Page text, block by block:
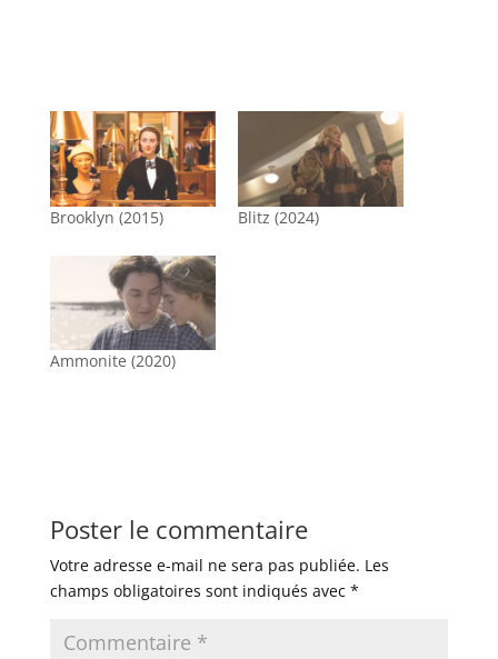
Brooklyn (2015) Blitz (2024)
Ammonite (2020)
Poster le commentaire
Votre adresse e-mail ne sera pas publiée. Les
champs obligatoires sont indiqués avec *